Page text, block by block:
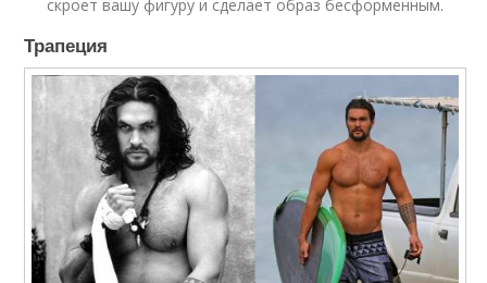
скроет вашу фигуру и сделает образ бесформенным.
Трапеция